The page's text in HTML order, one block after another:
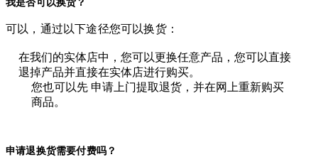
我是否可以换货？
可以，通过以下途径您可以换货：
在我们的实体店中，您可以更换任意产品，您可以直接
退掉产品并直接在实体店进行购买。
您也可以先 申请上门提取退货，并在网上重新购买
商品。
申请退换货需要付费吗？